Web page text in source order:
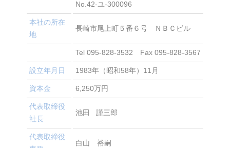
No.42-ユ-300096
本社の所在
地
長崎市尾上町５番６号 ＮＢＣビル
Tel 095-828-3532 Fax 095-828-3567
設立年月日 1983年（昭和58年）11月
資本金 6,250万円
代表取締役
社長
池田 謹三郎
代表取締役
白山 裕嗣